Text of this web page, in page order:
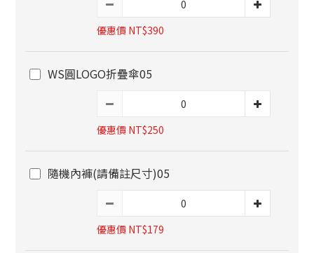
優惠價 NT$390
WS圓LOGO折疊傘05
優惠價 NT$250
隨機內褲(請備註尺寸)05
優惠價 NT$179